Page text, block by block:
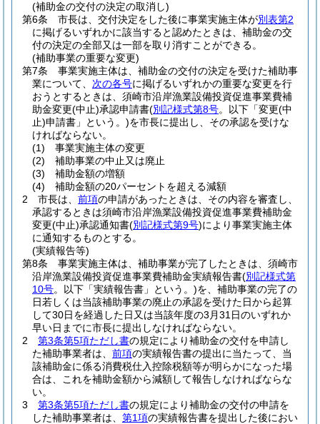
(補助金の交付の決定の取消し)
第6条
市長は、交付決定をした後に事業実施主体が別表第2
に掲げるいずれかに該当すると認めたときは、補助金の交
付の決定の全部又は一部を取り消すことができる。
(補助事業の重要な変更)
第7条
事業実施主体は、補助金の交付の決定を受けた補助事
業について、 次の各号に掲げるいずれかの重要な変更を行
おうとするときは、須崎市沿岸漁業設備投資促進事業費補
助金変更(中止)承認申請書(別記様式第8号。以下「変更(中
止)申請書」という。)を市長に提出し、その承認を受けな
ければならない。
(1)
事業実施主体の変更
(2)
補助事業の中止又は廃止
(3)
補助金額の増額
(4)
補助金額の20パーセントを超える減額
2
市長は、 前項の申請があったときは、その内容を審査し、
承認するときは須崎市沿岸漁業設備投資促進事業費補助金
変更(中止)承認通知書(別記様式第9号)により事業実施主体
に通知するものとする。
(実績報告等)
第8条
事業実施主体は、補助事業が完了したときは、須崎市
沿岸漁業設備投資促進事業費補助金実績報告書(別記様式第
10号。以下「実績報告書」という。)を、補助事業の完了の
日若しくは当該補助事業の廃止の承認を受けた日から起算
して30日を経過した日又は当該年度の3月31日のいずれか
早い日までに市長に提出しなければならない。
2
第3条第5項ただし書の規定により補助金の交付を申請し
た補助事業者は、 前項の実績報告書の提出に当たって、当
該補助金に係る消費税仕入控除税額等が明らかになった場
合は、これを補助金額から減額して報告しなければならな
い。
3
第3条第5項ただし書の規定により補助金の交付の申請を
した補助事業者は、 第1項の実績報告書を提出した後におい